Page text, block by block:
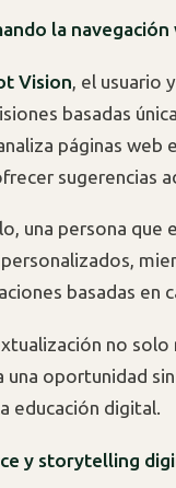
la
Vision , el
basadas
páginas
sugerencias
una persona
basadas en
no
una oportunidad
educación digital.
y storytelling